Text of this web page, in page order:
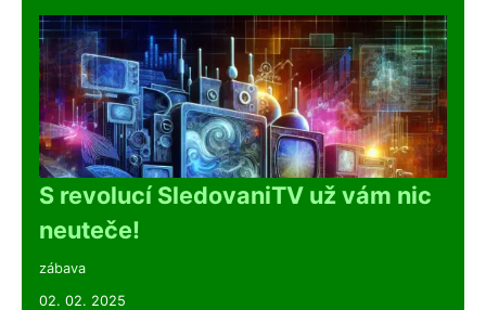
S revolucí SledovaniTV už vám nic
neuteče!
zábava
02. 02. 2025